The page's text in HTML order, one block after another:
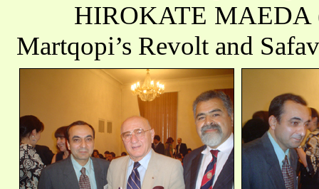
HIROKATE MAEDA
Martqopi’s Revolt and